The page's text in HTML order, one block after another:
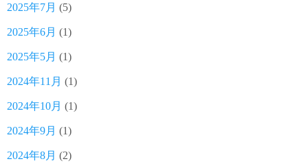
2025年7月 (5)
2025年6月 (1)
2025年5月 (1)
2024年11月 (1)
2024年10月 (1)
2024年9月 (1)
2024年8月 (2)